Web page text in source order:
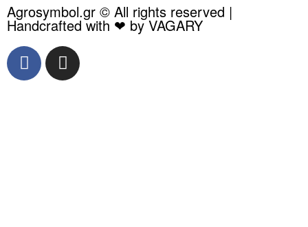
Agrosymbol.gr © All rights reserved |
Handcrafted with ❤ by VAGARY